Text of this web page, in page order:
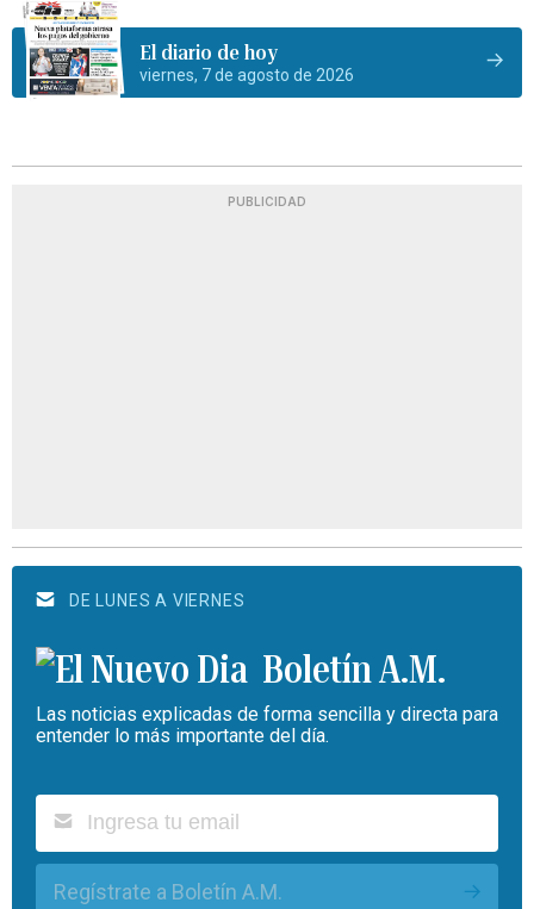
El diario de hoy
viernes, 7 de agosto de 2026
PUBLICIDAD
DE LUNES A VIERNES
Boletín A.M.
Las noticias explicadas de forma sencilla y directa para
entender lo más importante del día.
Regístrate a Boletín A.M.